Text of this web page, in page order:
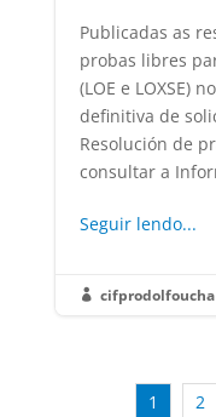
Publicadas as
probas libres
(LOE e LOXSE)
definitiva de
Resolución de
consultar a
Seguir lendo...
 cifprodolfoucha
1 2